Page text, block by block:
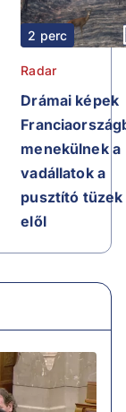
2 perc
Radar
Drámai képek
menekülnek a
vadállatok a
pusztító tüzek
elől